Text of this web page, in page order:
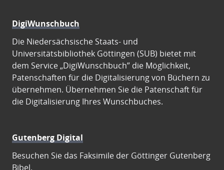
DigiWunschbuch
Die Niedersächsische Staats- und
Universitätsbibliothek Göttingen (SUB) bietet mit
dem Service „DigiWunschbuch” die Möglichkeit,
Patenschaften für die Digitalisierung von Büchern zu
übernehmen. Übernehmen Sie die Patenschaft für
die Digitalisierung Ihres Wunschbuches.
Gutenberg Digital
Besuchen Sie das Faksimile der Göttinger Gutenberg
Bibel.